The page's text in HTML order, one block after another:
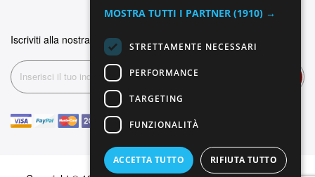
Iscriviti alla nostra newsletter
MOSTRA TUTTI I PARTNER (1910) →
STRETTAMENTE NECESSARI
PERFORMANCE
TARGETING
FUNZIONALITÀ
ACCETTA TUTTO RIFIUTA TUTTO